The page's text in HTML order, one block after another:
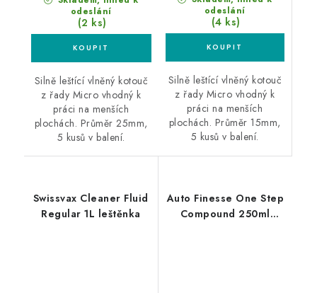
odeslání
(2 ks)
Silně leštící vlněný kotouč
z řady Micro vhodný k
práci na menších
plochách. Průměr 25mm,
5 kusů v balení.
odeslání
(4 ks)
Silně leštící vlněný kotouč
z řady Micro vhodný k
práci na menších
plochách. Průměr 15mm,
5 kusů v balení.
Swissvax Cleaner Fluid
Regular 1L leštěnka
Auto Finesse One Step
Compound 250ml